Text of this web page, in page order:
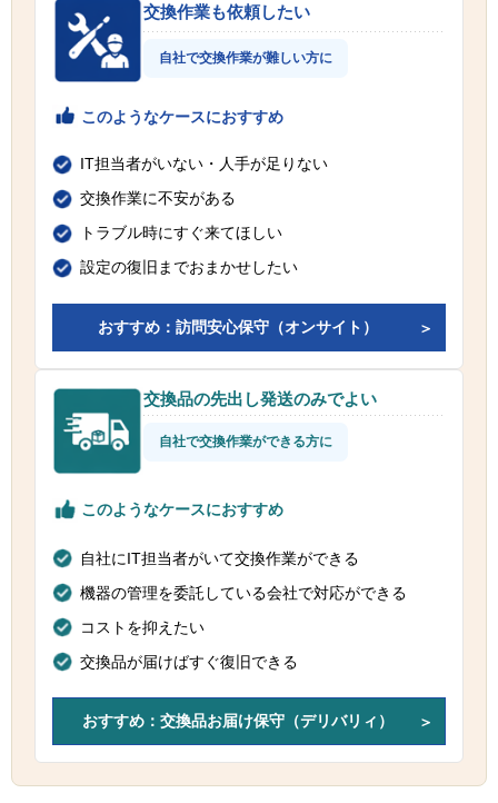
交換作業も依頼したい
自社で交換作業が難しい方に
このようなケースにおすすめ
IT担当者がいない・人手が足りない
交換作業に不安がある
トラブル時にすぐ来てほしい
設定の復旧までおまかせしたい
おすすめ：訪問安心保守（オンサイト）
交換品の先出し発送のみでよい
自社で交換作業ができる方に
このようなケースにおすすめ
自社にIT担当者がいて交換作業ができる
機器の管理を委託している会社で対応ができる
コストを抑えたい
交換品が届けばすぐ復旧できる
おすすめ：交換品お届け保守（デリバリィ）